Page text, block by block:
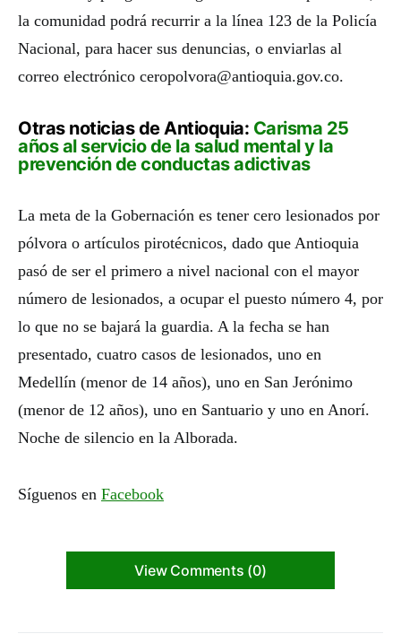
la comunidad podrá recurrir a la línea 123 de la Policía
Nacional, para hacer sus denuncias, o enviarlas al
correo electrónico ceropolvora@antioquia.gov.co.
Otras noticias de Antioquia: Carisma 25
años al servicio de la salud mental y la
prevención de conductas adictivas
La meta de la Gobernación es tener cero lesionados por
pólvora o artículos pirotécnicos, dado que Antioquia
pasó de ser el primero a nivel nacional con el mayor
número de lesionados, a ocupar el puesto número 4, por
lo que no se bajará la guardia. A la fecha se han
presentado, cuatro casos de lesionados, uno en
Medellín (menor de 14 años), uno en San Jerónimo
(menor de 12 años), uno en Santuario y uno en Anorí.
Noche de silencio en la Alborada.
Síguenos en Facebook
View Comments (0)